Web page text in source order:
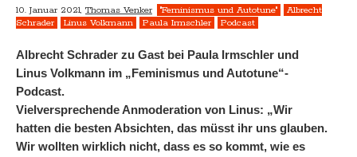
10. Januar 2021, Thomas Venker "Feminismus und Autotune"
Albrecht
Schrader
Linus Volkmann Paula Irmschler Podcast
Albrecht Schrader zu Gast bei Paula Irmschler und
Linus Volkmann im „Feminismus und Autotune“-
Podcast.
Vielversprechende Anmoderation von Linus: „Wir
hatten die besten Absichten, das müsst ihr uns glauben.
Wir wollten wirklich nicht, dass es so kommt, wie es